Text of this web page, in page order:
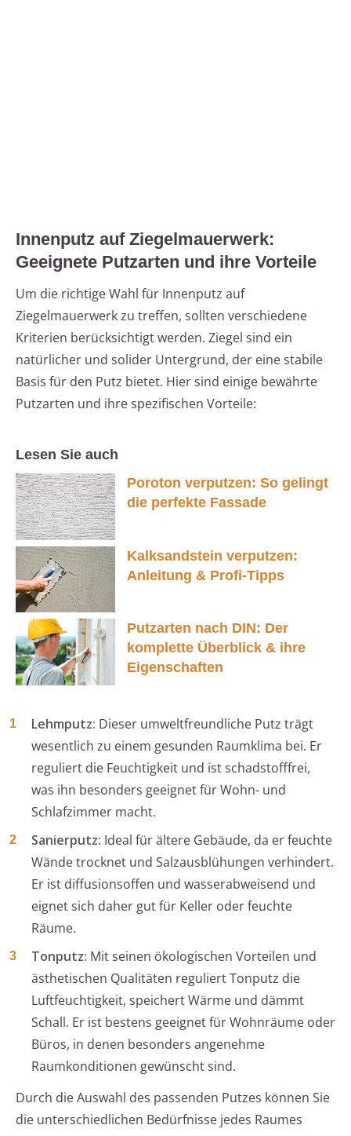
Innenputz auf Ziegelmauerwerk:
Geeignete Putzarten und ihre Vorteile
Um die richtige Wahl für Innenputz auf
Ziegelmauerwerk zu treffen, sollten verschiedene
Kriterien berücksichtigt werden. Ziegel sind ein
natürlicher und solider Untergrund, der eine stabile
Basis für den Putz bietet. Hier sind einige bewährte
Putzarten und ihre spezifischen Vorteile:
Lesen Sie auch
Poroton verputzen: So gelingt
die perfekte Fassade
Kalksandstein verputzen:
Anleitung & Profi-Tipps
Putzarten nach DIN: Der
komplette Überblick & ihre
Eigenschaften
Lehmputz: Dieser umweltfreundliche Putz trägt
wesentlich zu einem gesunden Raumklima bei. Er
reguliert die Feuchtigkeit und ist schadstofffrei,
was ihn besonders geeignet für Wohn- und
Schlafzimmer macht.
Sanierputz: Ideal für ältere Gebäude, da er feuchte
Wände trocknet und Salzausblühungen verhindert.
Er ist diffusionsoffen und wasserabweisend und
eignet sich daher gut für Keller oder feuchte
Räume.
Tonputz: Mit seinen ökologischen Vorteilen und
ästhetischen Qualitäten reguliert Tonputz die
Luftfeuchtigkeit, speichert Wärme und dämmt
Schall. Er ist bestens geeignet für Wohnräume oder
Büros, in denen besonders angenehme
Raumkonditionen gewünscht sind.
Durch die Auswahl des passenden Putzes können Sie
die unterschiedlichen Bedürfnisse jedes Raumes